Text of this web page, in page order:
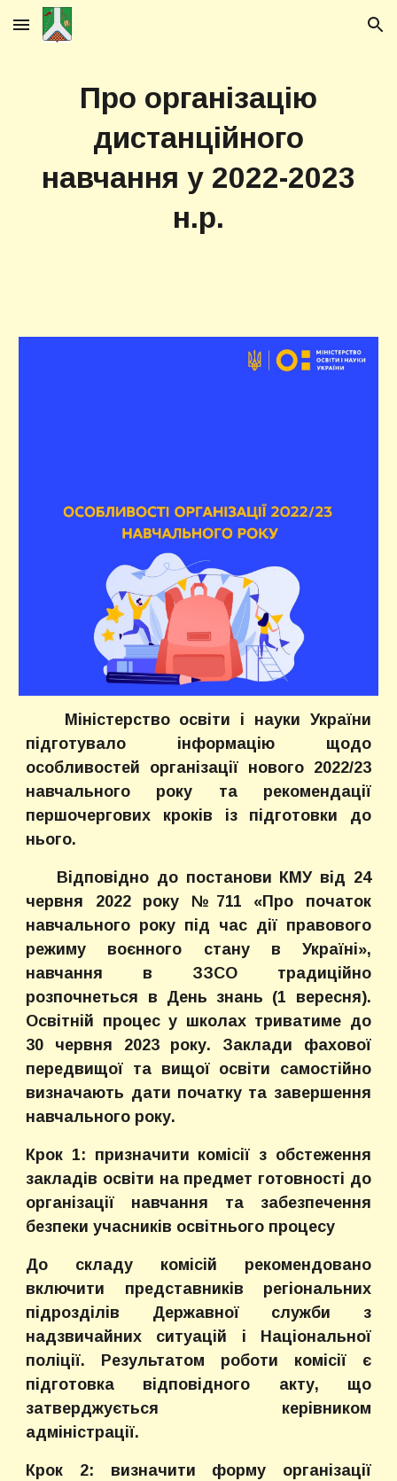
Skip to main content Skip to navigation
Про організацію
дистанційного
навчання у 2022-2023
н.р.
Міністерство освіти і науки України
підготувало інформацію щодо
особливостей організації нового 2022/23
навчального року та рекомендації
першочергових кроків із підготовки до
нього.
Відповідно до постанови КМУ від 24
червня 2022 року №711 «Про початок
навчального року під час дії правового
режиму воєнного стану в Україні»,
навчання в ЗЗСО традиційно
розпочнеться в День знань (1 вересня).
Освітній процес у школах триватиме до
30 червня 2023 року. Заклади фахової
передвищої та вищої освіти самостійно
визначають дати початку та завершення
навчального року.
Крок 1: призначити комісії з обстеження
закладів освіти на предмет готовності до
організації навчання та забезпечення
безпеки учасників освітнього процесу
До складу комісій рекомендовано
включити представників регіональних
підрозділів Державної служби з
надзвичайних ситуацій і Національної
поліції. Результатом роботи комісії є
підготовка відповідного акту, що
затверджується керівником
адміністрації.
Крок 2: визначити форму організації